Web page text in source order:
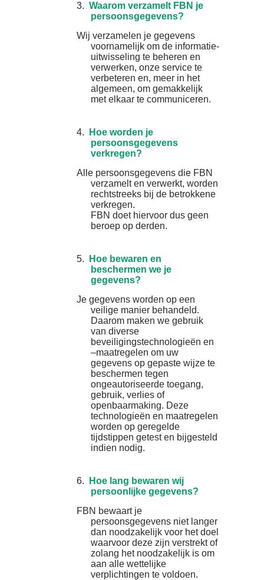
3. Waarom verzamelt FBN je
persoonsgegevens?
Wij verzamelen je gegevens
voornamelijk om de informatie-
uitwisseling te beheren en
verwerken, onze service te
verbeteren en, meer in het
algemeen, om gemakkelijk
met elkaar te communiceren.
4.
Hoe worden je
persoonsgegevens
verkregen?
Alle persoonsgegevens die FBN
verzamelt en verwerkt, worden
rechtstreeks bij de betrokkene
verkregen.
FBN doet hiervoor dus geen
beroep op derden.
5.
Hoe bewaren en
beschermen we je
gegevens?
Je gegevens worden op een
veilige manier behandeld.
Daarom maken we gebruik
van diverse
beveiligingstechnologieën en
–maatregelen om uw
gegevens op gepaste wijze te
beschermen tegen
ongeautoriseerde toegang,
gebruik, verlies of
openbaarmaking. Deze
technologieën en maatregelen
worden op geregelde
tijdstippen getest en bijgesteld
indien nodig.
6.
Hoe lang bewaren wij
persoonlijke gegevens?
FBN bewaart je
persoonsgegevens niet langer
dan noodzakelijk voor het doel
waarvoor deze zijn verstrekt of
zolang het noodzakelijk is om
aan alle wettelijke
verplichtingen te voldoen.